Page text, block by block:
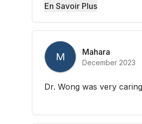
En Savoir Plus
M Mahara
December 2023
Dr. Wong was very